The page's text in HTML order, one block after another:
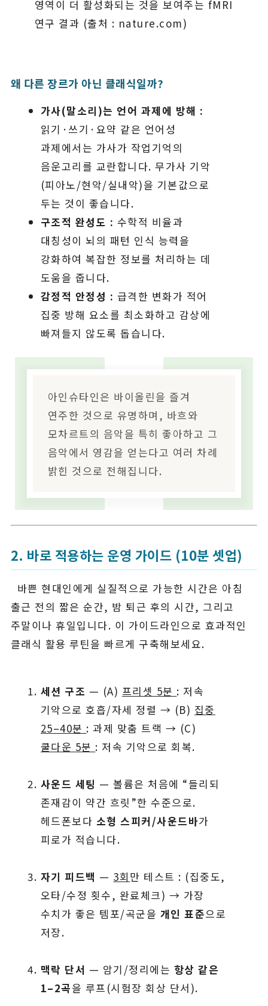
영역이 더 활성화되는 것을 보여주는 fMRI
연구 결과 (출처 : nature.com)
왜 다른 장르가 아닌 클래식일까?
가사(말소리)는 언어 과제에 방해 :
읽기·쓰기·요약 같은 언어성
과제에서는 가사가 작업기억의
음운고리를 교란합니다. 무가사 기악
(피아노/현악/실내악)을 기본값으로
두는 것이 좋습니다.
구조적 완성도 : 수학적 비율과
대칭성이 뇌의 패턴 인식 능력을
강화하여 복잡한 정보를 처리하는 데
도움을 줍니다.
감정적 안정성 : 급격한 변화가 적어
집중 방해 요소를 최소화하고 감상에
빠져들지 않도록 돕습니다.
아인슈타인은 바이올린을 즐겨
연주한 것으로 유명하며, 바흐와
모차르트의 음악을 특히 좋아하고 그
음악에서 영감을 얻는다고 여러 차례
밝힌 것으로 전해집니다.
2. 바로 적용하는 운영 가이드 (10분 셋업)
바쁜 현대인에게 실질적으로 가능한 시간은 아침
출근 전의 짧은 순간, 밤 퇴근 후의 시간, 그리고
주말이나 휴일입니다. 이 가이드라인으로 효과적인
클래식 활용 루틴을 빠르게 구축해보세요.
세션 구조 — (A) 프리셋 5분 : 저속
기악으로 호흡/자세 정렬 → (B) 집중
25–40분 : 과제 맞춤 트랙 → (C)
쿨다운 5분 : 저속 기악으로 회복.
사운드 세팅 — 볼륨은 처음에 “들리되
존재감이 약간 흐릿”한 수준으로.
헤드폰보다 소형 스피커/사운드바가
피로가 적습니다.
자기 피드백 — 3회 만 테스트 : (집중도,
오타/수정 횟수, 완료체크) → 가장
수치가 좋은 템포/곡군을 개인 표준으로
저장.
맥락 단서 — 암기/정리에는 항상 같은
1–2곡을 루프(시험장 회상 단서).